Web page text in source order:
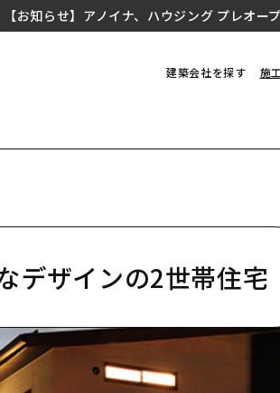
【お知らせ】アノイナ、ハウジング プレオー
建築会社を探す 施
デザインの2世帯住宅